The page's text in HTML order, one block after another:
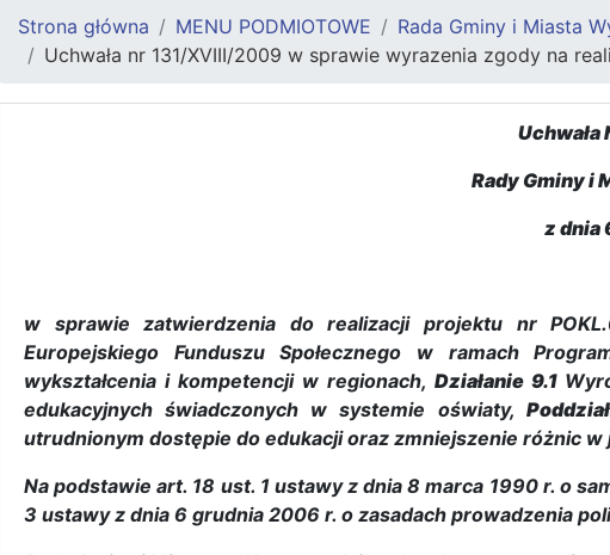
Strona główna MENU PODMIOTOWE Rada Gminy i Miasta
Uchwała nr 131/XVIII/2009 w sprawie wyrazenia zgody na
Rady Gminy i
z dnia
w sprawie zatwierdzenia do realizacji projektu nr
Europejskiego Funduszu Społecznego w ramach
wykształcenia i kompetencji w regionach, Działanie 9.1
edukacyjnych świadczonych w systemie oświaty,
utrudnionym dostępie do edukacji oraz zmniejszenie różnic w
Na podstawie art. 18 ust. 1 ustawy z dnia 8 marca 1990 r. o
3 ustawy z dnia 6 grudnia 2006 r. o zasadach prowadzenia